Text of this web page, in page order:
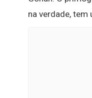
na verdade, tem